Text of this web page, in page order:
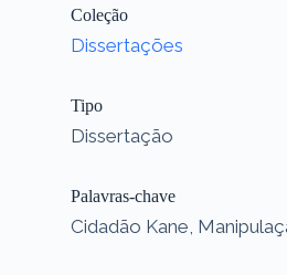
Coleção
Dissertações
Tipo
Dissertação
Palavras-chave
Cidadão Kane,